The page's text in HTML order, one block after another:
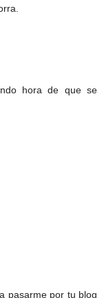
hora de que se
pasarme por tu blog